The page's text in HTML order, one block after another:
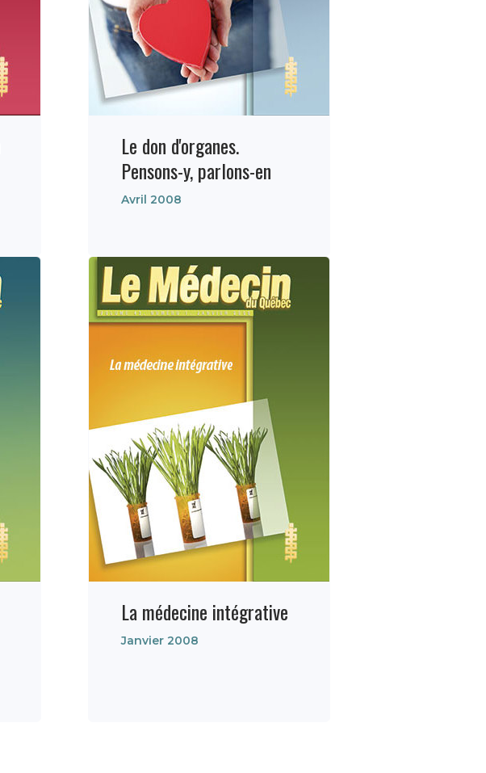
Le don d'organes.
Pensons-y, parlons-en
Avril 2008
La médecine intégrative
Janvier 2008